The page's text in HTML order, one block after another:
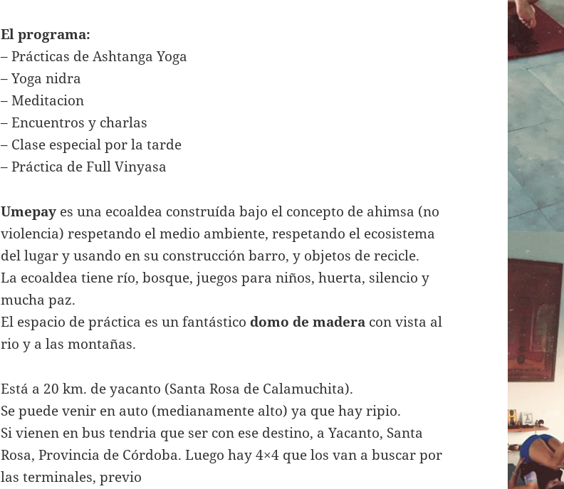
El programa:
– Prácticas de Ashtanga Yoga
– Yoga nidra
– Meditacion
– Encuentros y charlas
– Clase especial por la tarde
– Práctica de Full Vinyasa
Umepay es una ecoaldea construída bajo el concepto de ahimsa (no
violencia) respetando el medio ambiente, respetando el ecosistema
del lugar y usando en su construcción barro, y objetos de recicle.
La ecoaldea tiene río, bosque, juegos para niños, huerta, silencio y
mucha paz.
El espacio de práctica es un fantástico domo de madera con vista al
rio y a las montañas.
Está a 20 km. de yacanto (Santa Rosa de Calamuchita).
Se puede venir en auto (medianamente alto) ya que hay ripio.
Si vienen en bus tendria que ser con ese destino, a Yacanto, Santa
Rosa, Provincia de Córdoba. Luego hay 4×4 que los van a buscar por
las terminales, previo